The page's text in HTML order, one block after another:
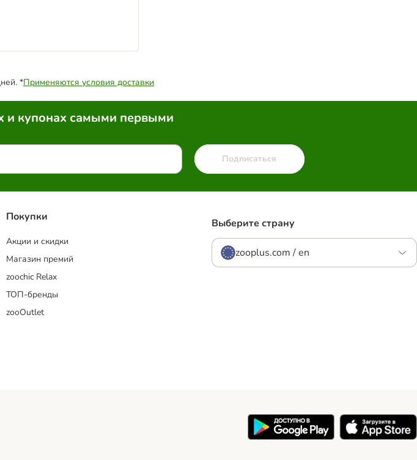
*Применяются условия доставки
и купонах самыми первыми
Подписаться
Покупки
Акции и скидки
Магазин премий
zoochic Relax
ТОП-бренды
zooOutlet
Выберите страну
zooplus.com / en